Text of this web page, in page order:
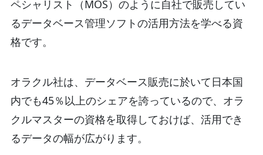
ペシャリスト（MOS）のように自社で販売してい
るデータベース管理ソフトの活用方法を学べる資
格です。
オラクル社は、データベース販売に於いて日本国
内でも45％以上のシェアを誇っているので、オラ
クルマスターの資格を取得しておけば、活用でき
るデータの幅が広がります。